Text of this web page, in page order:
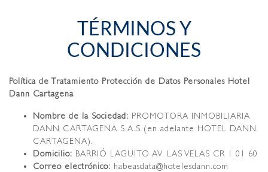
TÉRMINOS Y
CONDICIONES
Política de Tratamiento Protección de Datos Personales Hotel
Dann Cartagena
Nombre de la Sociedad: PROMOTORA INMOBILIARIA
DANN CARTAGENA S.A.S (en adelante HOTEL DANN
CARTAGENA).
Domicilio: BARRIÓ LAGUITO AV. LAS VELAS CR 1 01 60
Correo electrónico: habeasdata@hotelesdann.com